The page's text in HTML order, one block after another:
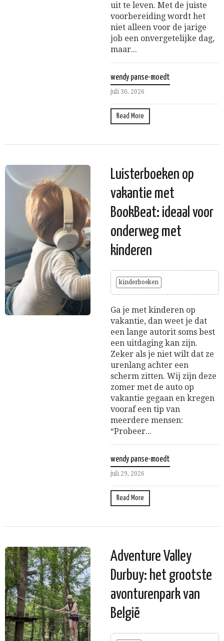
uit te leven. Met de juiste
voorbereiding wordt het
niet alleen voor de jarige
job een onvergetelijke dag,
maar...
wendy panse-moedt
juli 30, 2026
Read More
Luisterboeken op
vakantie met
BookBeat: ideaal voor
onderweg met
kinderen
kinderboeken
Ga je met kinderen op
vakantie, dan weet je dat
een lange autorit soms best
een uitdaging kan zijn.
Zeker als je niet wilt dat ze
urenlang achter een
scherm zitten. Wij zijn deze
zomer met de auto op
vakantie gegaan en kregen
vooraf een tip van
meerdere mensen:
“Probeer...
wendy panse-moedt
juli 29, 2026
Read More
Adventure Valley
Durbuy: het grootste
avonturenpark van
België